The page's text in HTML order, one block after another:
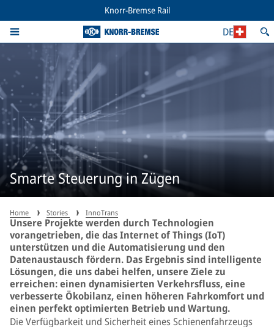
Knorr-Bremse Rail
DE
Smarte Steuerung in Zügen
Home Stories InnoTrans
Unsere Projekte werden durch Technologien
vorangetrieben, die das Internet of Things (IoT)
unterstützen und die Automatisierung und den
Datenaustausch fördern. Das Ergebnis sind intelligente
Lösungen, die uns dabei helfen, unsere Ziele zu
erreichen: einen dynamisierten Verkehrsfluss, eine
verbesserte Ökobilanz, einen höheren Fahrkomfort und
einen perfekt optimierten Betrieb und Wartung.
Die Verfügbarkeit und Sicherheit eines Schienenfahrzeugs